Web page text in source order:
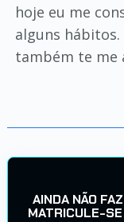
hoje eu me
alguns
também te me
AINDA NÃO
MATRICULE-